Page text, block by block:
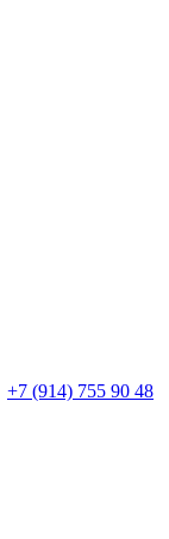
+7 (914) 755 90 48